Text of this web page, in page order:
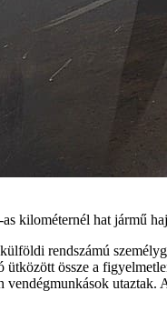
kilométernél hat jármű
rendszámú
ütközött össze a
utaztak.